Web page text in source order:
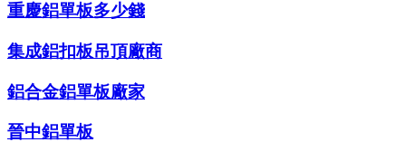
重慶鋁單板多少錢
集成鋁扣板吊頂廠商
鋁合金鋁單板廠家
晉中鋁單板